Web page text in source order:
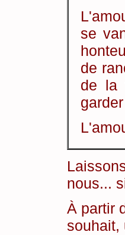
se
de
de la
nous...
À partir
souhait,